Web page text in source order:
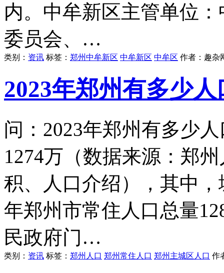
内。中牟新区主管单位
委员会、…
类别： 资讯 标签： 郑州中牟新区 中牟新区 中牟区 作者： 趣杂
2023年郑州有多少人
问：2023年郑州有多少
1274万（数据来源：郑
积、人口介绍），其中
年郑州市常住人口总量
民政府门…
类别： 资讯 标签： 郑州人口 郑州常住人口 郑州主城区人口 作